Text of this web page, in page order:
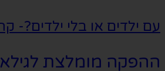
עם ילדים או בלי ילדים?-